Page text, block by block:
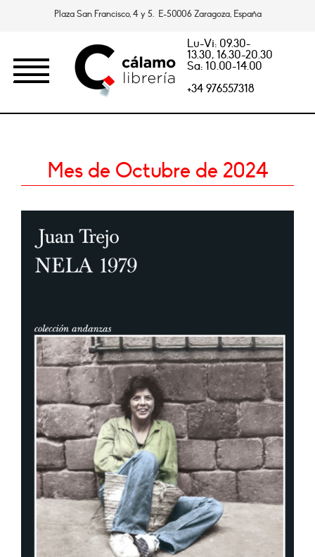
Plaza San Francisco, 4 y 5. E-50006 Zaragoza, España
Lu-Vi: 09.30-
13.30, 16.30-20.30
Sa: 10.00-14.00
+34 976557318
Mes de Octubre de 2024